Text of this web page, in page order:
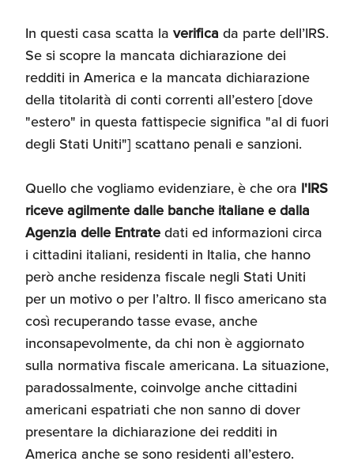
In questi casa scatta la verifica da parte dell’IRS.
Se si scopre la mancata dichiarazione dei
redditi in America e la mancata dichiarazione
della titolarità di conti correnti all’estero [dove
"estero" in questa fattispecie significa "al di fuori
degli Stati Uniti"] scattano penali e sanzioni.
Quello che vogliamo evidenziare, è che ora l'IRS
riceve agilmente dalle banche italiane e dalla
Agenzia delle Entratedati ed informazioni circa
i cittadini italiani, residenti in Italia, che hanno
però anche residenza fiscale negli Stati Uniti
per un motivo o per l’altro. Il fisco americano sta
così recuperando tasse evase, anche
inconsapevolmente, da chi non è aggiornato
sulla normativa fiscale americana. La situazione,
paradossalmente, coinvolge anche cittadini
americani espatriati che non sanno di dover
presentare la dichiarazione dei redditi in
America anche se sono residenti all’estero.